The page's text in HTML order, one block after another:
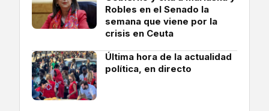
Robles en el Senado la
semana que viene por la
crisis en Ceuta
Última hora de la actualidad
política, en directo